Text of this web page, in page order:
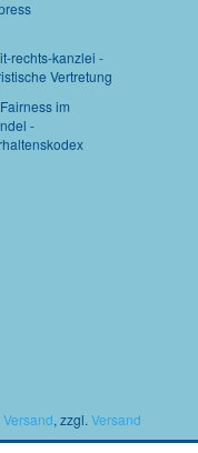
Versand, zzgl. Versand